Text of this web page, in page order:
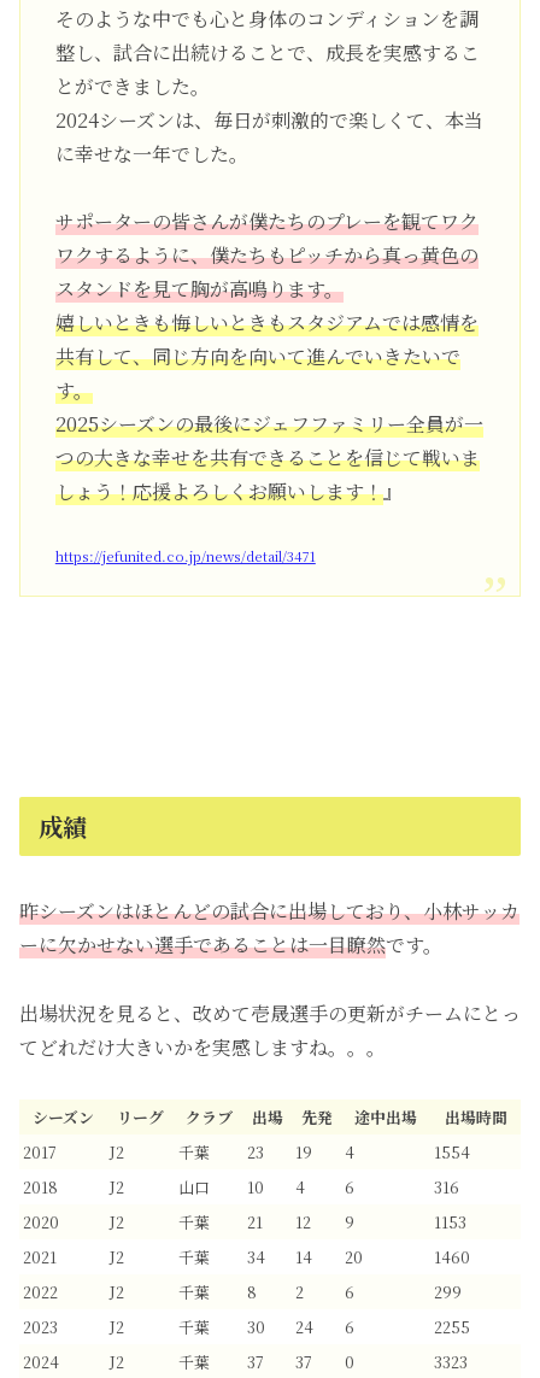
そのような中でも心と身体のコンディションを調
整し、試合に出続けることで、成長を実感するこ
とができました。
2024シーズンは、毎日が刺激的で楽しくて、本当
に幸せな一年でした。
サポーターの皆さんが僕たちのプレーを観てワク
ワクするように、僕たちもピッチから真っ黄色の
スタンドを見て胸が高鳴ります。
嬉しいときも悔しいときもスタジアムでは感情を
共有して、同じ方向を向いて進んでいきたいで
す。
2025シーズンの最後にジェフファミリー全員が一
つの大きな幸せを共有できることを信じて戦いま
しょう！応援よろしくお願いします！』
https://jefunited.co.jp/news/detail/3471
成績
昨シーズンはほとんどの試合に出場しており、小林サッカ
ーに欠かせない選手であることは一目瞭然です。
出場状況を見ると、改めて壱晟選手の更新がチームにとっ
てどれだけ大きいかを実感しますね。。。
シーズン リーグ クラブ 出場 先発 途中出場
出場時間
2017
J2 千葉 23 19 4
1554
2018
J2 山口 10 4 6
316
2020
J2 千葉 21 12 9
1153
2021
J2 千葉 34 14 20
1460
2022
J2 千葉 8 2 6
299
2023
J2 千葉 30 24 6
2255
2024
J2 千葉 37 37 0 3323